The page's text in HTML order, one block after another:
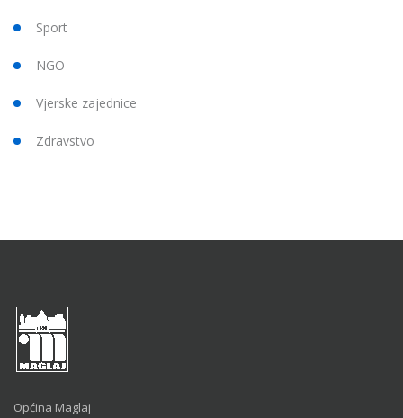
Sport
NGO
Vjerske zajednice
Zdravstvo
Općina Maglaj